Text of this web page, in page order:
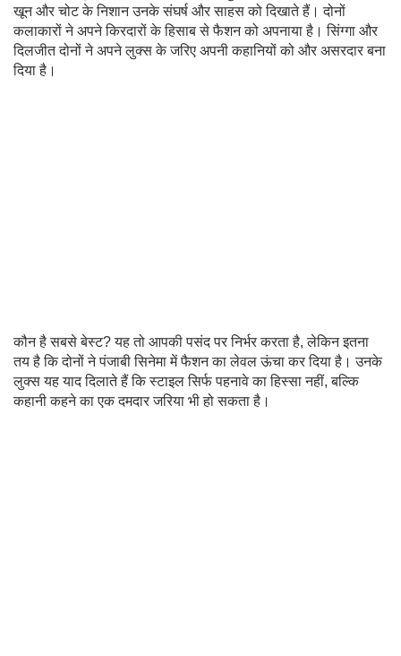
खून और चोट के निशान उनके संघर्ष और साहस को दिखाते हैं। दोनों
कलाकारों ने अपने किरदारों के हिसाब से फैशन को अपनाया है। सिंग्गा और
दिलजीत दोनों ने अपने लुक्स के जरिए अपनी कहानियों को और असरदार बना
दिया है।
कौन है सबसे बेस्ट? यह तो आपकी पसंद पर निर्भर करता है, लेकिन इतना
तय है कि दोनों ने पंजाबी सिनेमा में फैशन का लेवल ऊंचा कर दिया है। उनके
लुक्स यह याद दिलाते हैं कि स्टाइल सिर्फ पहनावे का हिस्सा नहीं, बल्कि
कहानी कहने का एक दमदार जरिया भी हो सकता है।